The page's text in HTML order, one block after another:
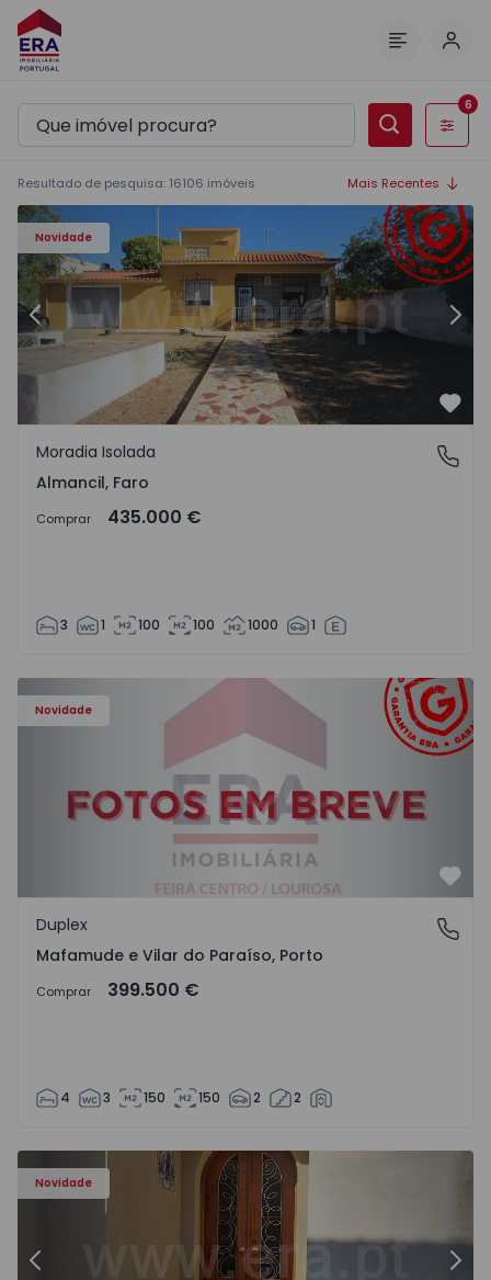
Filtros
6
Resultado de pesquisa: 16106 imóveis Mais Recentes
Novidade
Anterior
Almancil, Faro
Moradia Isolada
Almancil, Faro
Comprar 435.000 €
3 1 100 100 1000 1
Novidade
Duplex T4 Vila Nova de Gaia, Mafamude e Vilar do
Mafamude e Vilar do Paraíso, Porto
Duplex
Mafamude e Vilar do Paraíso, Porto
Comprar 399.500 €
4 3 150 150 2 2
Novidade
Moradia T10 Porto, Paranhos - 1572292 - 12
Anterior